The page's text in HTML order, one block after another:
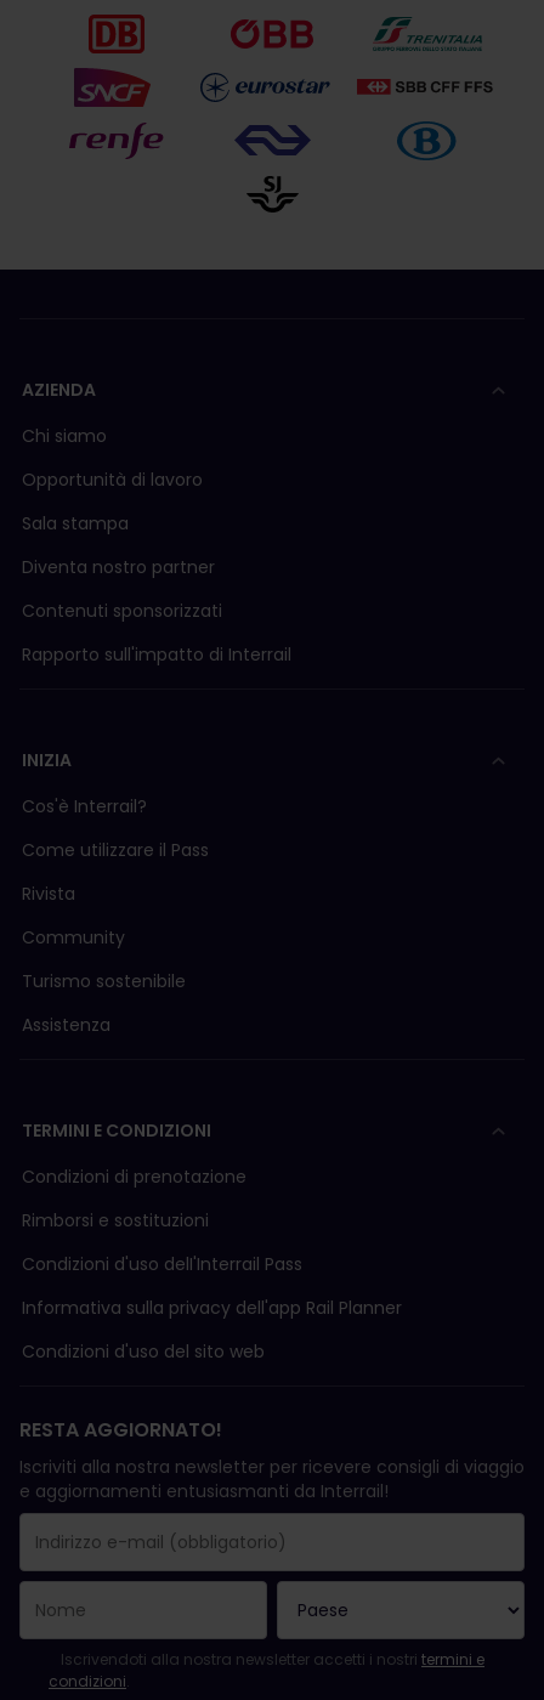
AZIENDA
Chi siamo
Opportunità di lavoro
Sala stampa
Diventa nostro partner
Contenuti sponsorizzati
Rapporto sull'impatto di Interrail
INIZIA
Cos'è Interrail?
Come utilizzare il Pass
Rivista
Community
Turismo sostenibile
Assistenza
TERMINI E CONDIZIONI
Condizioni di prenotazione
Rimborsi e sostituzioni
Condizioni d'uso delI'Interrail Pass
Informativa sulla privacy dell'app Rail Planner
Condizioni d'uso del sito web
RESTA AGGIORNATO!
Iscriviti alla nostra newsletter per ricevere consigli di viaggio
e aggiornamenti entusiasmanti da Interrail!
La registrazione è avvenuta con successo.
Il campo "Indirizzo e-mail" è obbligatorio.
L'indirizzo e-mail non è valido.
Si è verificato un errore durante l'iscrizione alla newsletter.
Sei già iscritto a questa newsletter!
Per iscriversi alla newsletter, accettare i termini e le condizioni.
Iscrivendoti alla nostra newsletter accetti i nostri termini e
condizioni.